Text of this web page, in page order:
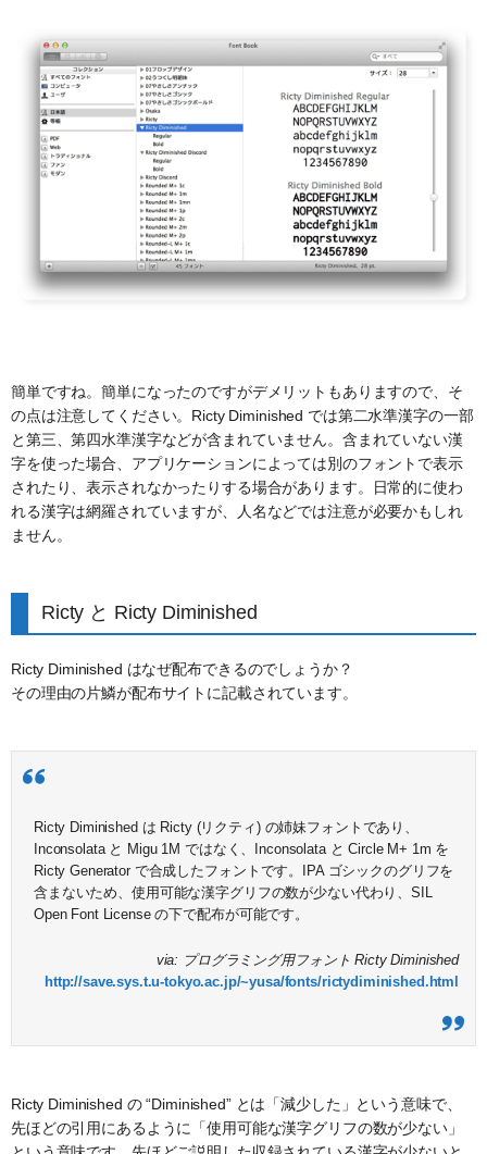
簡単ですね。簡単になったのですがデメリットもありますので、そ
の点は注意してください。Ricty Diminished では第二水準漢字の一部
と第三、第四水準漢字などが含まれていません。含まれていない漢
字を使った場合、アプリケーションによっては別のフォントで表示
されたり、表示されなかったりする場合があります。日常的に使わ
れる漢字は網羅されていますが、人名などでは注意が必要かもしれ
ません。
Ricty と Ricty Diminished
Ricty Diminished はなぜ配布できるのでしょうか？
その理由の片鱗が配布サイトに記載されています。
Ricty Diminished は Ricty (リクティ) の姉妹フォントであり、
Inconsolata と Migu 1M ではなく、Inconsolata と Circle M+ 1m を
Ricty Generator で合成したフォントです。IPA ゴシックのグリフを
含まないため、使用可能な漢字グリフの数が少ない代わり、SIL
Open Font License の下で配布が可能です。
via: プログラミング用フォント Ricty Diminished
http://save.sys.t.u-tokyo.ac.jp/~yusa/fonts/rictydiminished.html
Ricty Diminished の “Diminished” とは「減少した」という意味で、
先ほどの引用にあるように「使用可能な漢字グリフの数が少ない」